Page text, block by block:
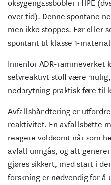
oksygengassbobler i HPE
over tid). Denne spontane
men ikke stoppes. Før eller
spontant til klasse 1-
Innenfor ADR-rammeverket
selvreaktivt stoff være
nedbrytning praktisk føre til
Avfallshåndtering er
reaktivitet. En avfallsbøtte
reagere voldsomt når som
avfall unngås, og alt
gjøres sikkert, med start i
forskning er nødvendig for å